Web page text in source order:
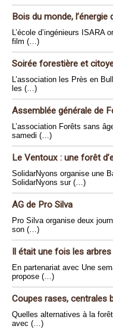
Bois du monde,
L’école d’ingénieurs ISARA
film (…)
Soirée forestière et
L’association les Près en
les (…)
Assemblée générale de
L’association Forêts sans
samedi (…)
Le Ventoux : une forêt
SolidarNyons organise une
SolidarNyons sur (…)
AG de Pro Silva
Pro Silva organise deux
son (…)
Il était une fois les
En partenariat avec Une
propose (…)
Coupes rases, centrales
Quelles alternatives à la
avec (…)